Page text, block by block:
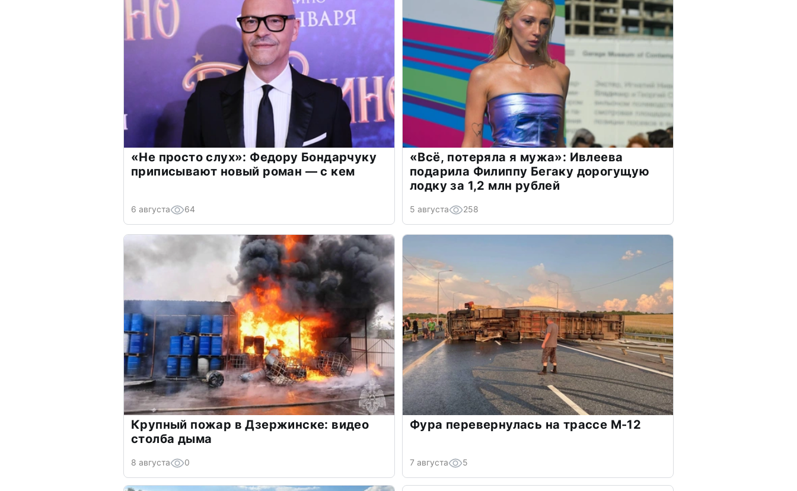
«Не просто слух»: Федору Бондарчуку
приписывают новый роман — с кем
6 августа 64
«Всё, потеряла я мужа»: Ивлеева
подарила Филиппу Бегаку дорогущую
лодку за 1,2 млн рублей
5 августа 258
Крупный пожар в Дзержинске: видео
столба дыма
8 августа 0
Фура перевернулась на трассе М-12
7 августа 5